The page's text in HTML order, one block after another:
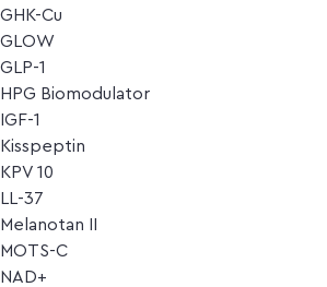
GHK-Cu
GLOW
GLP-1
HPG Biomodulator
IGF-1
Kisspeptin
KPV 10
LL-37
Melanotan II
MOTS-C
NAD+